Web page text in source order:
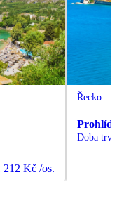
212 Kč /os.
Řecko
Doba